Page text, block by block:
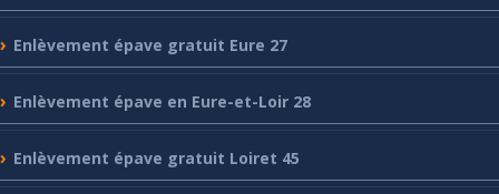
Enlèvement épave gratuit Eure 27
Enlèvement épave en Eure-et-Loir 28
Enlèvement épave gratuit Loiret 45